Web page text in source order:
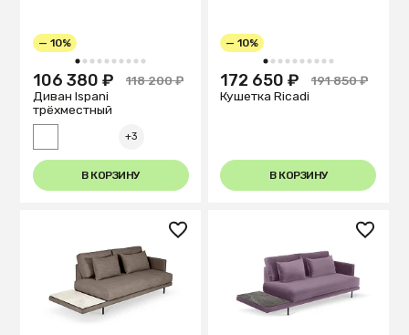
1 2 3 4 5 6 7 8 9 10
— 10%
106 380 ₽
118 200 ₽
Диван Ispani
трёхместный
+3
В КОРЗИНУ
1 2 3 4 5 6 7 8 9 10
— 10%
172 650 ₽
191 850 ₽
Кушетка Ricadi
В КОРЗИНУ